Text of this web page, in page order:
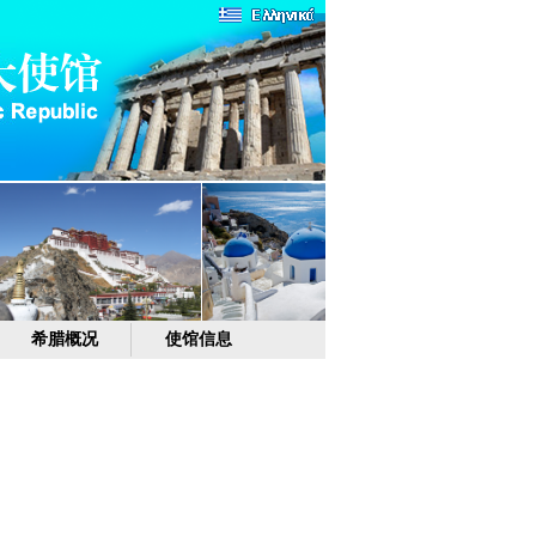
希腊概况 使馆信息